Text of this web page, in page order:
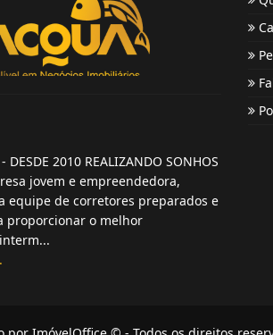
DESDE 2010 REALIZANDO SONHOS
jovem e empreendedora,
equipe de corretores preparados e
proporcionar o melhor